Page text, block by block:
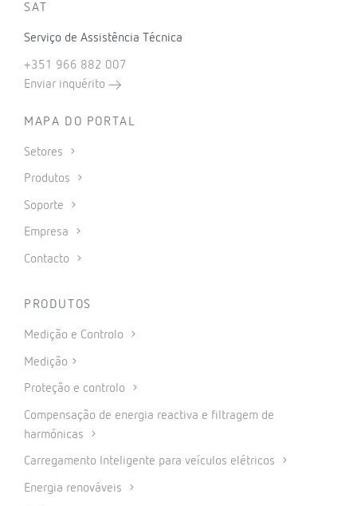
SAT
Serviço de Assistência Técnica
+351 966 882 007
Enviar inquérito
MAPA DO PORTAL
Setores
Produtos
Soporte
Empresa
Contacto
PRODUTOS
Medição e Controlo
Medição
Proteção e controlo
Compensação de energia reactiva e filtragem de
harmónicas
Carregamento Inteligente para veículos elétricos
Energia renováveis